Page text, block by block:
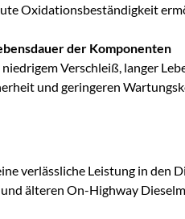
Oxidationsbeständigkeit
der Komponenten
Verschleiß, langer
und geringeren
verlässliche Leistung in den
älteren On-Highway